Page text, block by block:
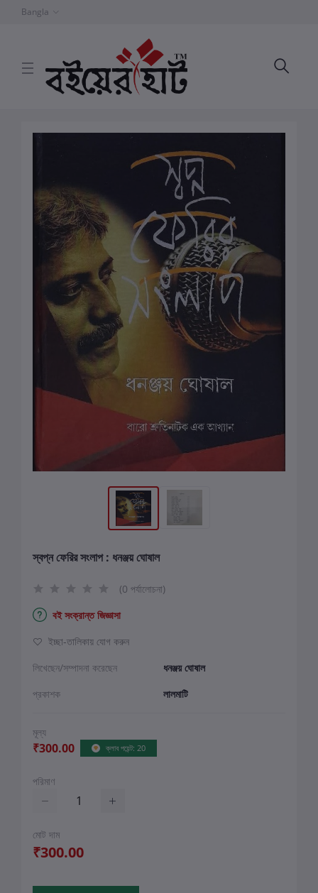
Bangla
স্বপ্ন ফেরির সংলাপ : ধনঞ্জয় ঘোষাল
(0 পর্যালোচনা)
বই সংক্রান্ত জিজ্ঞাসা
ইচ্ছা-তালিকায় যোগ করুন
লিখেছেন/সম্পাদনা করেছেন
ধনঞ্জয় ঘোষাল
প্রকাশক
লালমাটি
মূল্য
₹300.00 ক্লাব পয়েন্ট: 20
পরিমাণ
মোট দাম
₹300.00